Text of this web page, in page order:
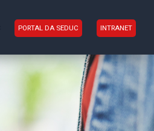
PORTAL DA SEDUC INTRANET